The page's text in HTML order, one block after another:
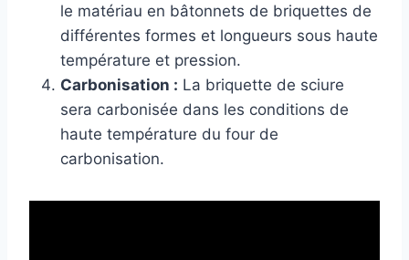
le matériau en bâtonnets de briquettes de
différentes formes et longueurs sous haute
température et pression.
Carbonisation : La briquette de sciure
sera carbonisée dans les conditions de
haute température du four de
carbonisation.